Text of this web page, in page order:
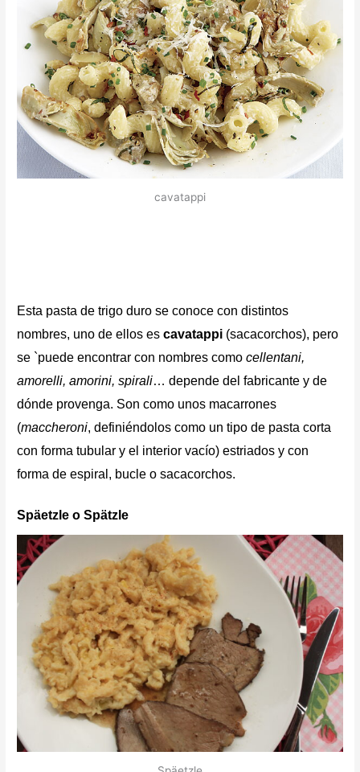
cavatappi
Esta pasta de trigo duro se conoce con distintos
nombres, uno de ellos escavatappi (sacacorchos), pero
se `puede encontrar con nombres comocellentani,
amorelli, amorini, spirali…depende del fabricante y de
dónde provenga. Son como unos macarrones
(maccheroni, definiéndolos como un tipo de pasta corta
con forma tubular y el interior vacío) estriados y con
forma de espiral, bucle o sacacorchos.
Späetzle o Spätzle